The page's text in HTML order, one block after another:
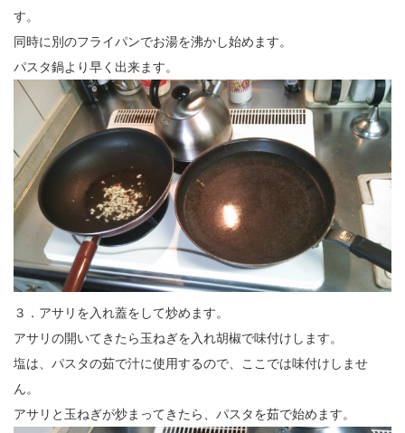
す。
同時に別のフライパンでお湯を沸かし始めます。
パスタ鍋より早く出来ます。
３．アサリを入れ蓋をして炒めます。
アサリの開いてきたら玉ねぎを入れ胡椒で味付けします。
塩は、パスタの茹で汁に使用するので、ここでは味付けしませ
ん。
アサリと玉ねぎが炒まってきたら、パスタを茹で始めます。